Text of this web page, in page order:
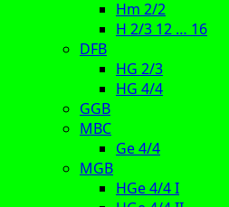
Hm 2/2
H 2/3 12 … 16
DFB
HG 2/3
HG 4/4
GGB
MBC
Ge 4/4
MGB
HGe 4/4 I